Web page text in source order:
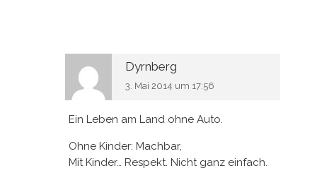
Dyrnberg
3. Mai 2014 um 17:56
Ein Leben am Land ohne Auto.
Ohne Kinder: Machbar,
Mit Kinder… Respekt. Nicht ganz einfach.